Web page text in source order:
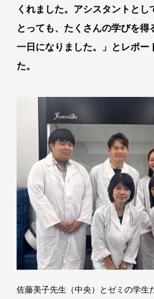
くれました。アシスタントとし
とっても、たくさんの学びを得
一日になりました。」とレポー
た。
佐藤美子先生（中央）とゼミの学生